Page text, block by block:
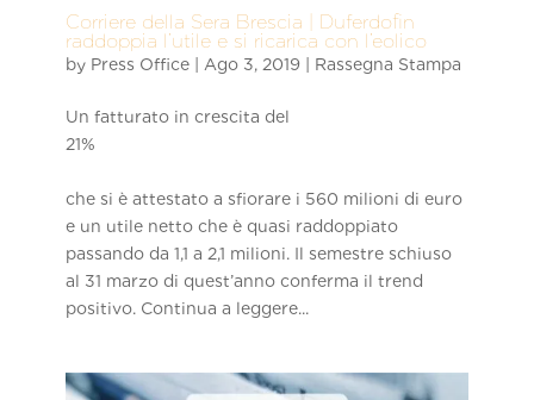
Corriere della Sera Brescia | Duferdofin
raddoppia l’utile e si ricarica con l’eolico
by Press Office| Ago 3, 2019| Rassegna Stampa
Un fatturato in crescita del
21%
che si è attestato a sfiorare i 560 milioni di euro
e un utile netto che è quasi raddoppiato
passando da 1,1 a 2,1 milioni. Il semestre schiuso
al 31 marzo di quest’anno conferma il trend
positivo. Continua a leggere...